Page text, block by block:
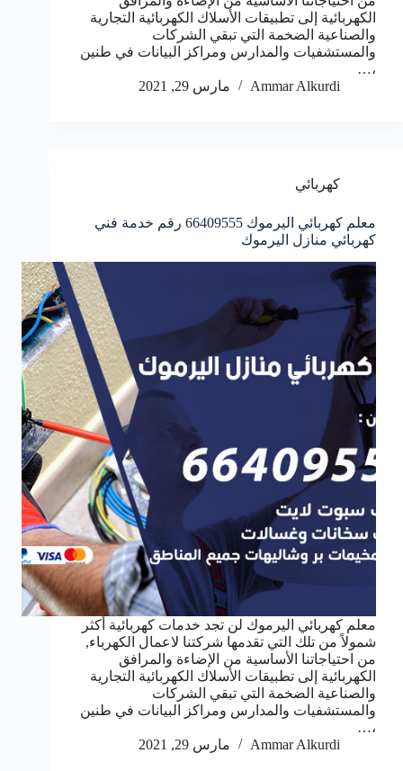
الكهربائية إلى تطبيقات الأسلاك الكهربائية التجارية
والصناعية الضخمة التي تبقي الشركات
والمستشفيات والمدارس ومراكز البيانات في طنين
،…
Ammar Alkurdi
مارس 29, 2021
كهربائي
معلم كهربائي اليرموك 66409555 رقم خدمة فني
كهربائي منازل اليرموك
معلم كهربائي اليرموك لن تجد خدمات كهربائية أكثر
شمولاً من تلك التي تقدمها شركتنا لاعمال الكهرباء,
من احتياجاتنا الأساسية من الإضاءة والمرافق
الكهربائية إلى تطبيقات الأسلاك الكهربائية التجارية
والصناعية الضخمة التي تبقي الشركات
والمستشفيات والمدارس ومراكز البيانات في طنين
،…
Ammar Alkurdi
مارس 29, 2021